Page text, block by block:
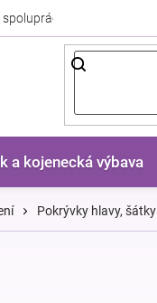
a kojenecká výbava
Pokrývky hlavy, šátky